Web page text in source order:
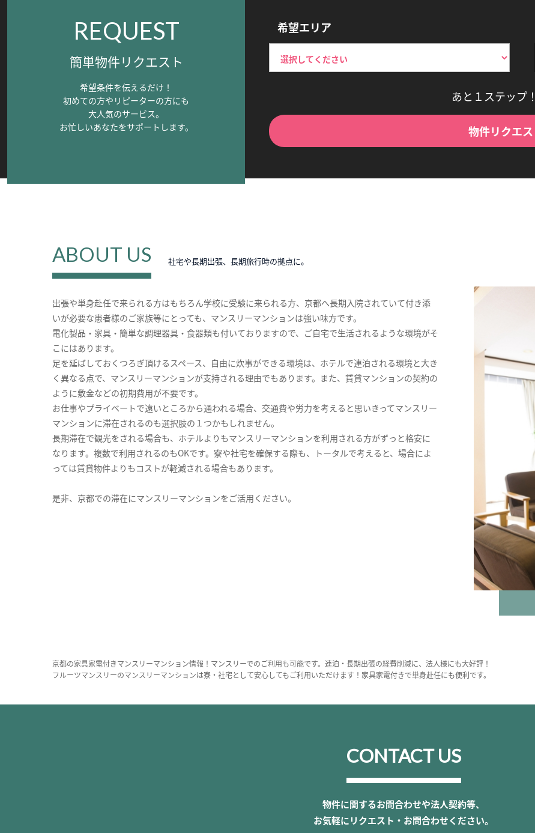
REQUEST
簡単物件リクエスト
希望条件を伝えるだけ！
初めての方やリピーターの方にも
大人気のサービス。
お忙しいあなたをサポートします。
希望エリア
あと１ステップ
物件リクエ
ABOUT US 社宅や長期出張、長期旅行時の拠点に。
出張や単身赴任で来られる方はもちろん学校に受験に来られる方、京都へ長期入院されていて付き添
いが必要な患者様のご家族等にとっても、マンスリーマンションは強い味方です。
電化製品・家具・簡単な調理器具・食器類も付いておりますので、ご自宅で生活されるような環境がそ
こにはあります。
足を延ばしておくつろぎ頂けるスペース、自由に炊事ができる環境は、ホテルで連泊される環境と大き
く異なる点で、マンスリーマンションが支持される理由でもあります。また、賃貸マンションの契約の
ように敷金などの初期費用が不要です。
お仕事やプライベートで遠いところから通われる場合、交通費や労力を考えると思いきってマンスリー
マンションに滞在されるのも選択肢の１つかもしれません。
長期滞在で観光をされる場合も、ホテルよりもマンスリーマンションを利用される方がずっと格安に
なります。複数で利用されるのもOKです。寮や社宅を確保する際も、トータルで考えると、場合によ
っては賃貸物件よりもコストが軽減される場合もあります。
是非、京都での滞在にマンスリーマンションをご活用ください。
京都の家具家電付きマンスリーマンション情報！マンスリーでのご利用も可能です。連泊・長期出張の経費削減に、法人様にも大好評！
フルーツマンスリーのマンスリーマンションは寮・社宅として安心してもご利用いただけます！家具家電付きで単身赴任にも便利です。
CONTACT US
物件に関するお問合わせや法人契約等、
お気軽にリクエスト・お問合わせください。